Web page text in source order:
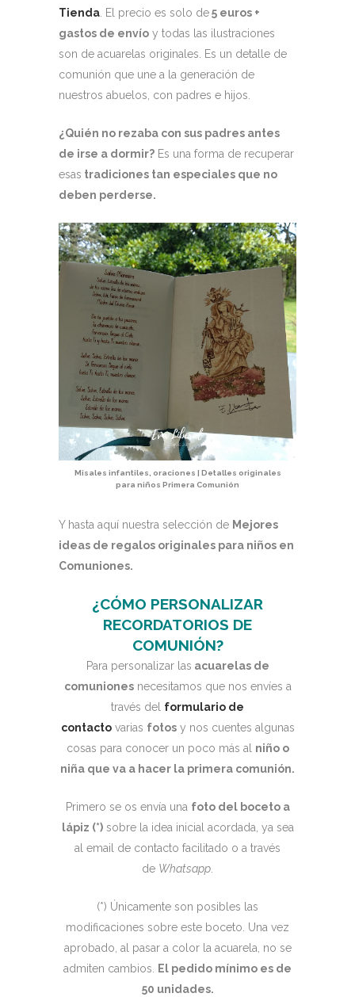
Tienda. El precio es solo de5 euros +
gastos de envío y todas las ilustraciones
son de acuarelas originales. Es un detalle de
comunión que une a la generación de
nuestros abuelos, con padres e hijos.
¿Quién no rezaba con sus padres antes
de irse a dormir? Es una forma de recuperar
esas tradiciones tan especiales que no
deben perderse.
Misales infantiles, oraciones | Detalles originales
para niños Primera Comunión
Y hasta aquí nuestra selección de Mejores
ideas de regalos originales para niños en
Comuniones.
¿CÓMO PERSONALIZAR
RECORDATORIOS DE
COMUNIÓN?
Para personalizar las acuarelas de
comunionesnecesitamos que nos envíes a
través del formulario de
contactovarias fotosy nos cuentes algunas
cosas para conocer un poco más al niño o
niña que va a hacer la primera comunión.
Primero se os envía una foto del boceto a
lápiz (*)sobre la idea inicial acordada, ya sea
al email de contacto facilitado o a través
de Whatsapp.
(*) Únicamente son posibles las
modificaciones sobre este boceto. Una vez
aprobado, al pasar a color la acuarela, no se
admiten cambios. El pedido mínimo es de
50 unidades.